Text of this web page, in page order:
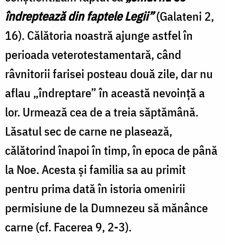
îndreptează din faptele Legii”(Galateni 2,
16). Călătoria noastră ajunge astfel în
perioada veterotestamentară, când
râvnitorii farisei posteau două zile, dar nu
aflau „îndreptare” în această nevoinţă a
lor. Urmează cea de a treia săptămână.
Lăsatul sec de carne ne plasează,
călătorind înapoi în timp, în epoca de până
la Noe. Acesta şi familia sa au primit
pentru prima dată în istoria omenirii
permisiune de la Dumnezeu să mănânce
carne (cf. Facerea 9, 2-3).